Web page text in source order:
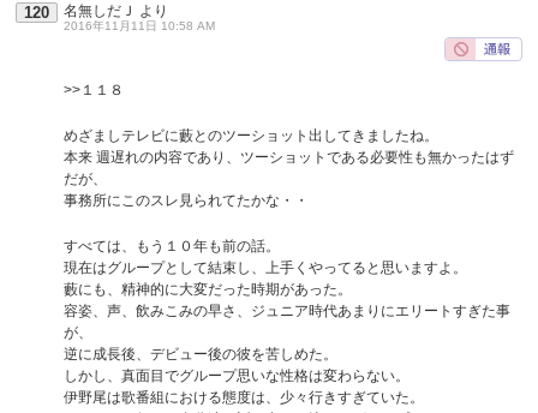
120 名無しだＪ より
2016年11月11日 10:58 AM
>>１１８
めざましテレビに藪とのツーショット出してきましたね。
本来 週遅れの内容であり、ツーショットである必要性も無かったはず
だが、
事務所にこのスレ見られてたかな・・
すべては、もう１０年も前の話。
現在はグループとして結束し、上手くやってると思いますよ。
藪にも、精神的に大変だった時期があった。
容姿、声、飲みこみの早さ、ジュニア時代あまりにエリートすぎた事
が、
逆に成長後、デビュー後の彼を苦しめた。
しかし、真面目でグループ思いな性格は変わらない。
伊野尾は歌番組における態度は、少々行きすぎていた。